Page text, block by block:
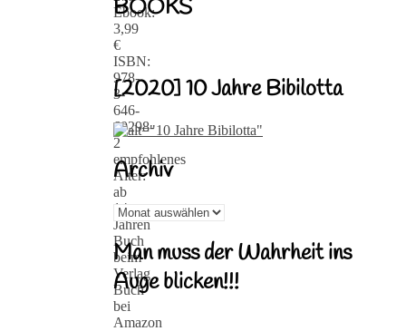
Ebook:
3,99
€
ISBN:
978-
3-
646-
60298-
2
empfohlenes
Alter:
ab
14
Jahren
Buch
beim
Verlag
Buch
bei
Amazon
BOOKS
[2020] 10 Jahre Bibilotta
Archiv
Archiv
Man muss der Wahrheit ins
Auge blicken!!!